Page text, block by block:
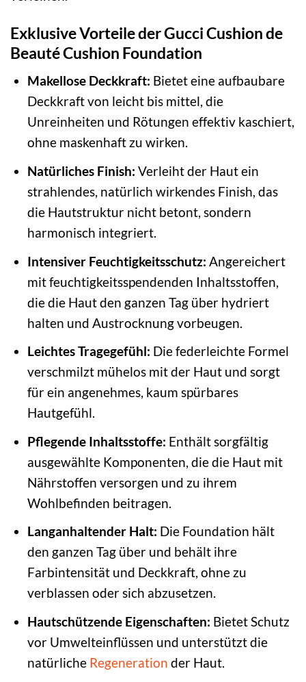
Exklusive Vorteile der Gucci Cushion de
Beauté Cushion Foundation
Makellose Deckkraft: Bietet eine aufbaubare
Deckkraft von leicht bis mittel, die
Unreinheiten und Rötungen effektiv kaschiert,
ohne maskenhaft zu wirken.
Natürliches Finish: Verleiht der Haut ein
strahlendes, natürlich wirkendes Finish, das
die Hautstruktur nicht betont, sondern
harmonisch integriert.
Intensiver Feuchtigkeitsschutz: Angereichert
mit feuchtigkeitsspendenden Inhaltsstoffen,
die die Haut den ganzen Tag über hydriert
halten und Austrocknung vorbeugen.
Leichtes Tragegefühl: Die federleichte Formel
verschmilzt mühelos mit der Haut und sorgt
für ein angenehmes, kaum spürbares
Hautgefühl.
Pflegende Inhaltsstoffe: Enthält sorgfältig
ausgewählte Komponenten, die die Haut mit
Nährstoffen versorgen und zu ihrem
Wohlbefinden beitragen.
Langanhaltender Halt: Die Foundation hält
den ganzen Tag über und behält ihre
Farbintensität und Deckkraft, ohne zu
verblassen oder sich abzusetzen.
Hautschützende Eigenschaften: Bietet Schutz
vor Umwelteinflüssen und unterstützt die
natürliche Regeneration der Haut.